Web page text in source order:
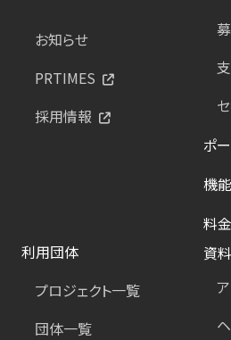
お知らせ
PRTIMES
採用情報
ポ
機能
料金
利用団体
プロジェクト一覧
団体一覧
資料